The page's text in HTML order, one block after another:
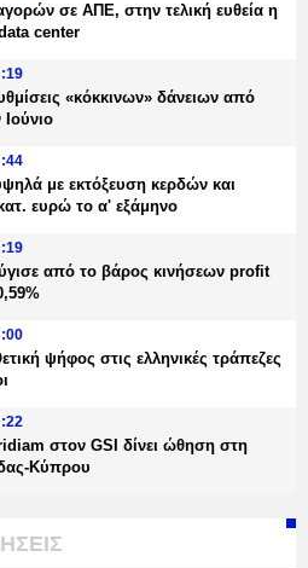
σε ΑΠΕ, στην τελική ευθεία η
center
«κόκκινων» δάνειων από
με εκτόξευση κερδών και
ευρώ το α' εξάμηνο
από το βάρος κινήσεων profit
ψήφος στις ελληνικές τράπεζες
στον GSI δίνει ώθηση στη
Κύπρου